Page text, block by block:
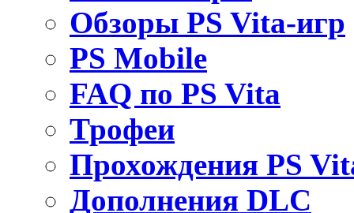
Обзоры PS Vita-игр
PS Mobile
FAQ по PS Vita
Трофеи
Прохождения PS
Дополнения DLC